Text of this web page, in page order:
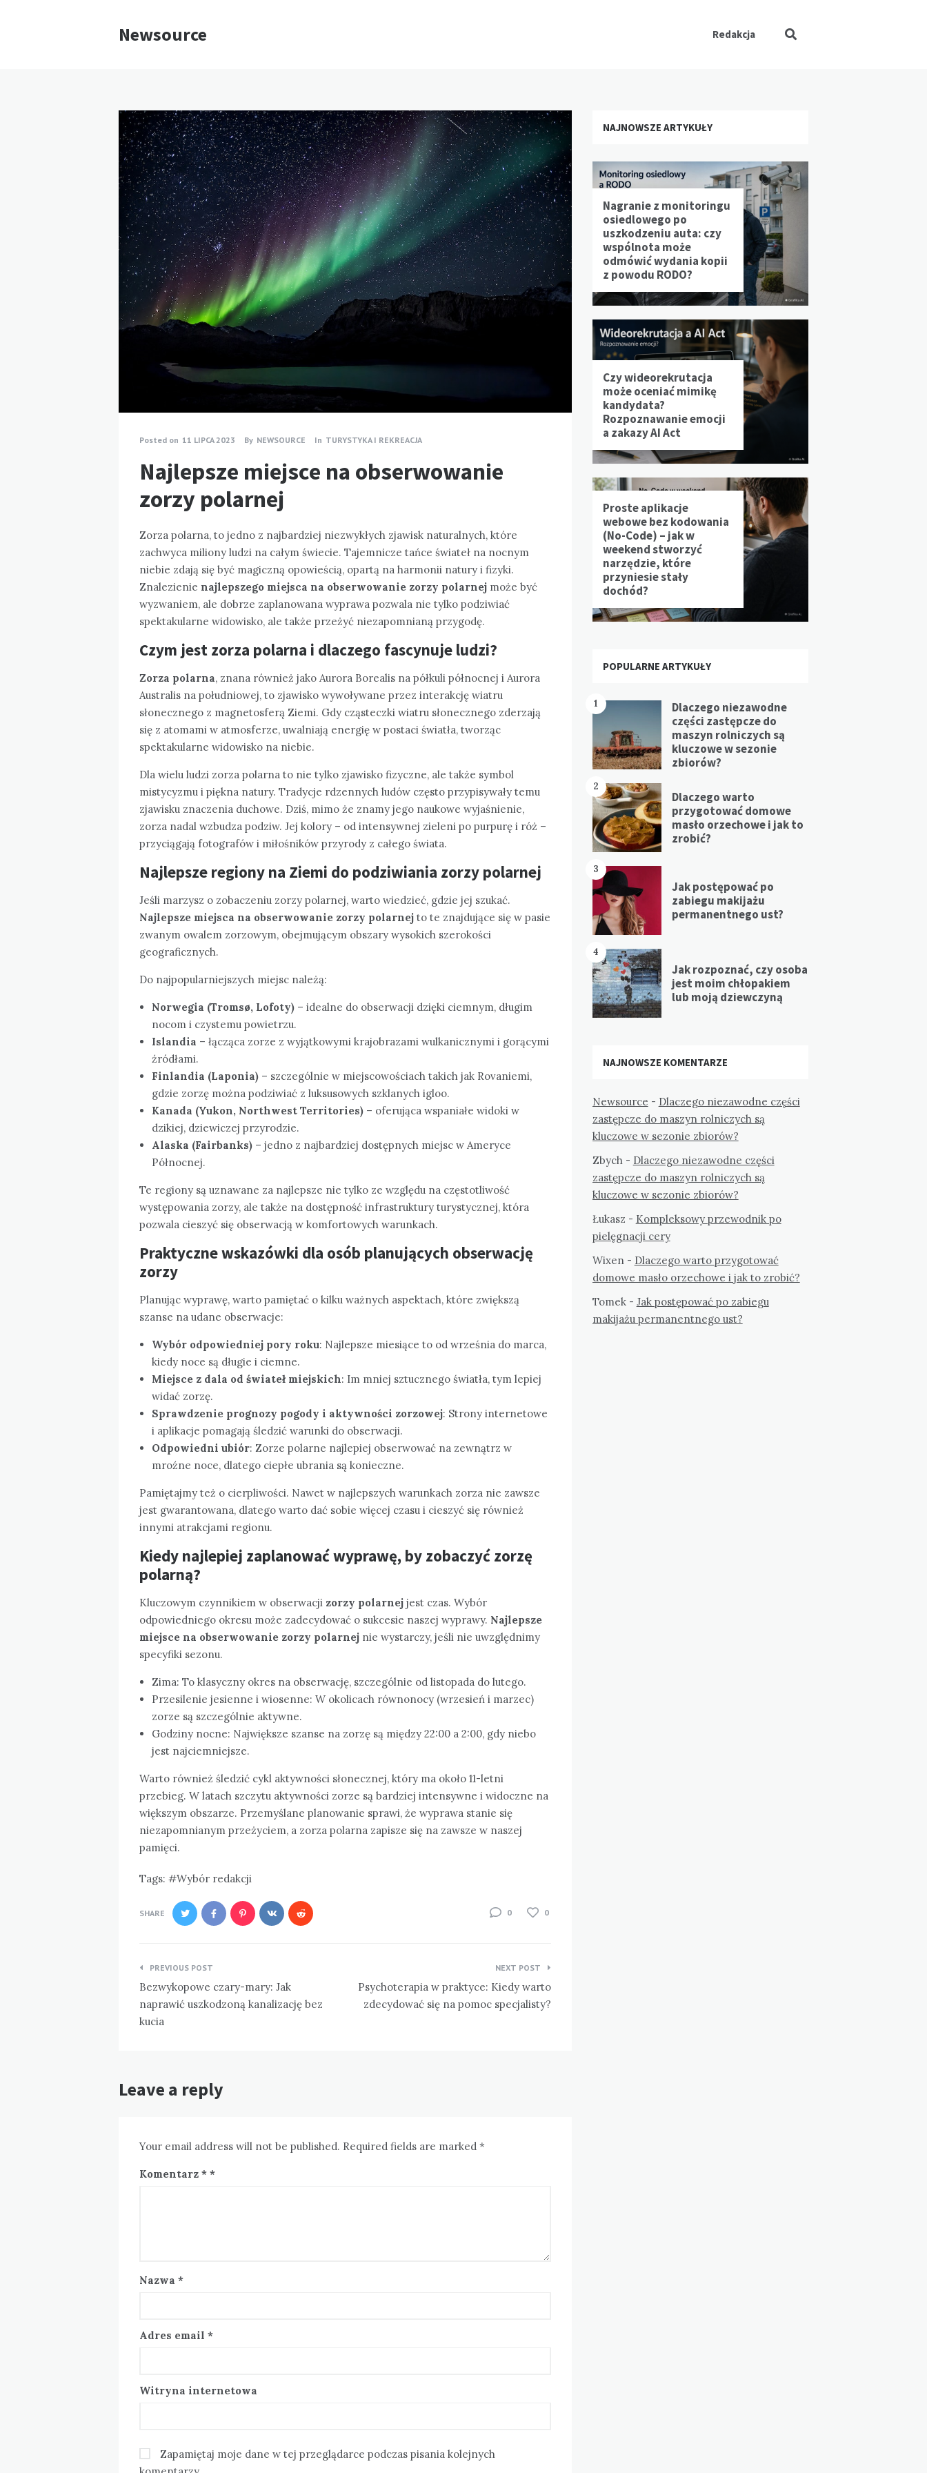
Newsource Redakcja
Posted on 11 LIPCA 2023 By NEWSOURCE In TURYSTYKA I REKREACJA
Najlepsze miejsce na obserwowanie
zorzy polarnej
Zorza polarna, to jedno z najbardziej niezwykłych zjawisk naturalnych, które
zachwyca miliony ludzi na całym świecie. Tajemnicze tańce świateł na nocnym
niebie zdają się być magiczną opowieścią, opartą na harmonii natury i fizyki.
Znalezienie najlepszego miejsca na obserwowanie zorzy polarnej może być
wyzwaniem, ale dobrze zaplanowana wyprawa pozwala nie tylko podziwiać
spektakularne widowisko, ale także przeżyć niezapomnianą przygodę.
Czym jest zorza polarna i dlaczego fascynuje ludzi?
Zorza polarna, znana również jako Aurora Borealis na półkuli północnej i Aurora
Australis na południowej, to zjawisko wywoływane przez interakcję wiatru
słonecznego z magnetosferą Ziemi. Gdy cząsteczki wiatru słonecznego zderzają
się z atomami w atmosferze, uwalniają energię w postaci światła, tworząc
spektakularne widowisko na niebie.
Dla wielu ludzi zorza polarna to nie tylko zjawisko fizyczne, ale także symbol
mistycyzmu i piękna natury. Tradycje rdzennych ludów często przypisywały temu
zjawisku znaczenia duchowe. Dziś, mimo że znamy jego naukowe wyjaśnienie,
zorza nadal wzbudza podziw. Jej kolory – od intensywnej zieleni po purpurę i róż –
przyciągają fotografów i miłośników przyrody z całego świata.
Najlepsze regiony na Ziemi do podziwiania zorzy polarnej
Jeśli marzysz o zobaczeniu zorzy polarnej, warto wiedzieć, gdzie jej szukać.
Najlepsze miejsca na obserwowanie zorzy polarnej to te znajdujące się w pasie
zwanym owalem zorzowym, obejmującym obszary wysokich szerokości
geograficznych.
Do najpopularniejszych miejsc należą:
Norwegia (Tromsø, Lofoty) – idealne do obserwacji dzięki ciemnym, długim
nocom i czystemu powietrzu.
Islandia – łącząca zorze z wyjątkowymi krajobrazami wulkanicznymi i gorącymi
źródłami.
Finlandia (Laponia) – szczególnie w miejscowościach takich jak Rovaniemi,
gdzie zorzę można podziwiać z luksusowych szklanych igloo.
Kanada (Yukon, Northwest Territories) – oferująca wspaniałe widoki w
dzikiej, dziewiczej przyrodzie.
Alaska (Fairbanks) – jedno z najbardziej dostępnych miejsc w Ameryce
Północnej.
Te regiony są uznawane za najlepsze nie tylko ze względu na częstotliwość
występowania zorzy, ale także na dostępność infrastruktury turystycznej, która
pozwala cieszyć się obserwacją w komfortowych warunkach.
Praktyczne wskazówki dla osób planujących obserwację
zorzy
Planując wyprawę, warto pamiętać o kilku ważnych aspektach, które zwiększą
szanse na udane obserwacje:
Wybór odpowiedniej pory roku: Najlepsze miesiące to od września do marca,
kiedy noce są długie i ciemne.
Miejsce z dala od świateł miejskich: Im mniej sztucznego światła, tym lepiej
widać zorzę.
Sprawdzenie prognozy pogody i aktywności zorzowej: Strony internetowe
i aplikacje pomagają śledzić warunki do obserwacji.
Odpowiedni ubiór: Zorze polarne najlepiej obserwować na zewnątrz w
mroźne noce, dlatego ciepłe ubrania są konieczne.
Pamiętajmy też o cierpliwości. Nawet w najlepszych warunkach zorza nie zawsze
jest gwarantowana, dlatego warto dać sobie więcej czasu i cieszyć się również
innymi atrakcjami regionu.
Kiedy najlepiej zaplanować wyprawę, by zobaczyć zorzę
polarną?
Kluczowym czynnikiem w obserwacji zorzy polarnej jest czas. Wybór
odpowiedniego okresu może zadecydować o sukcesie naszej wyprawy. Najlepsze
miejsce na obserwowanie zorzy polarnej nie wystarczy, jeśli nie uwzględnimy
specyfiki sezonu.
Zima: To klasyczny okres na obserwację, szczególnie od listopada do lutego.
Przesilenie jesienne i wiosenne: W okolicach równonocy (wrzesień i marzec)
zorze są szczególnie aktywne.
Godziny nocne: Największe szanse na zorzę są między 22:00 a 2:00, gdy niebo
jest najciemniejsze.
Warto również śledzić cykl aktywności słonecznej, który ma około 11-letni
przebieg. W latach szczytu aktywności zorze są bardziej intensywne i widoczne na
większym obszarze. Przemyślane planowanie sprawi, że wyprawa stanie się
niezapomnianym przeżyciem, a zorza polarna zapisze się na zawsze w naszej
pamięci.
Tags: Wybór redakcji
SHARE 0 0
Nawigacja
wpisu
PREVIOUS POST
Bezwykopowe czary-mary: Jak
naprawić uszkodzoną kanalizację bez
kucia
NEXT POST
Psychoterapia w praktyce: Kiedy warto
zdecydować się na pomoc specjalisty?
Leave a reply
Your email address will not be published. Required fields are marked *
Komentarz *
Nazwa *
Adres email *
Witryna internetowa
Zapamiętaj moje dane w tej przeglądarce podczas pisania kolejnych
NAJNOWSZE ARTYKUŁY
Nagranie z monitoringu
osiedlowego po
uszkodzeniu auta: czy
wspólnota może
odmówić wydania kopii
z powodu RODO?
Czy wideorekrutacja
może oceniać mimikę
kandydata?
Rozpoznawanie emocji
a zakazy AI Act
Proste aplikacje
webowe bez kodowania
(No-Code) – jak w
weekend stworzyć
narzędzie, które
przyniesie stały
dochód?
POPULARNE ARTYKUŁY
1
Dlaczego niezawodne
części zastępcze do
maszyn rolniczych są
kluczowe w sezonie
zbiorów?
2
Dlaczego warto
przygotować domowe
masło orzechowe i jak to
zrobić?
3
Jak postępować po
zabiegu makijażu
permanentnego ust?
4
Jak rozpoznać, czy osoba
jest moim chłopakiem
lub moją dziewczyną
NAJNOWSZE KOMENTARZE
Newsource - Dlaczego niezawodne części
zastępcze do maszyn rolniczych są
kluczowe w sezonie zbiorów?
Zbych - Dlaczego niezawodne części
zastępcze do maszyn rolniczych są
kluczowe w sezonie zbiorów?
Łukasz - Kompleksowy przewodnik po
pielęgnacji cery
Wixen - Dlaczego warto przygotować
domowe masło orzechowe i jak to zrobić?
Tomek- Jak postępować po zabiegu
makijażu permanentnego ust?